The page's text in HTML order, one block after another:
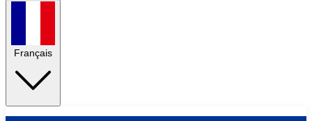
Français